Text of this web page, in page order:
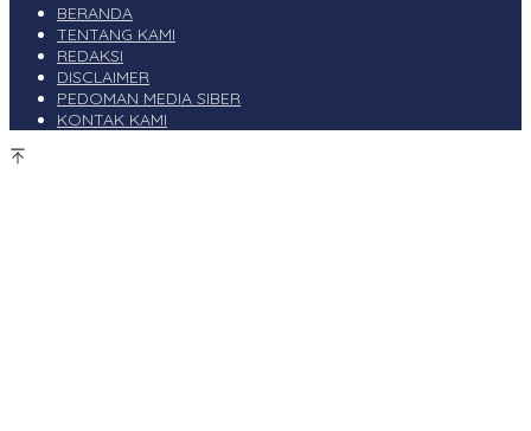
BERANDA
TENTANG KAMI
REDAKSI
DISCLAIMER
PEDOMAN MEDIA SIBER
KONTAK KAMI